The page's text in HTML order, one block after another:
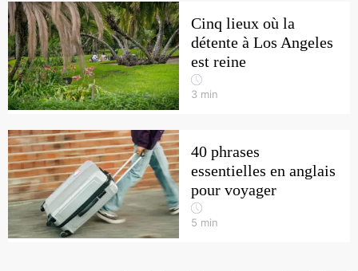
Cinq lieux où la
détente à Los Angeles
est reine
3 min
40 phrases
essentielles en anglais
pour voyager
5 min